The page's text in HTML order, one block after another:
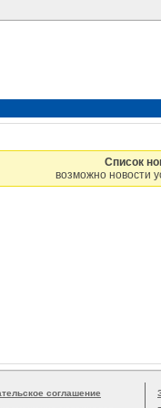
Список
возможно новости
соглашение